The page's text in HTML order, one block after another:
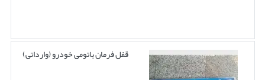
قفل فرمان باتومی خودرو (وارداتی)